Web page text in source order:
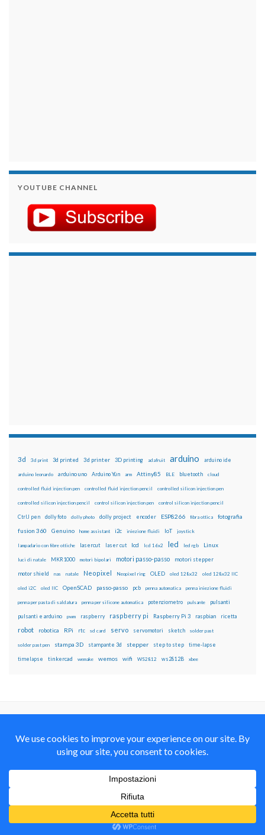
YOUTUBE CHANNEL
3d 3d print 3d printed 3d printer 3D printing adafruit arduino arduino ide
arduino leonardo arduino uno Arduino Yún arm Attiny85 BLE bluetooth cloud
controlled fluid injection pen controlled fluid injection pencil controlled silicon injection pen
controlled silicon injection pencil control silicon injection pen control silicon injection pencil
CtrlJ pen dolly foto dolly photo dolly project encoder ESP8266 fibra ottica fotografia
fusion 360 Genuino home assistant i2c iniezione fluidi IoT joystick
lampadario con fibre ottiche lasercut laser cut lcd lcd 16x2 led led rgb Linux
luci di natale MKR1000 motori bipolari motori passo-passo motori stepper
motor shield nas natale Neopixel Neopixel ring OLED oled 128x32 oled 128x32 IIC
oled i2C oled IIC OpenSCAD passo-passo pcb penna automatica penna iniezione fluidi
penna per pasta di saldatura penna per silicone automatica potenziometro pulsante pulsanti
pulsanti e arduino pwm raspberry raspberry pi Raspberry Pi 3 raspbian ricetta
robot robotica RPi rtc sd card servo servomotori sketch solder past
solder past pen stampa 3D stampante 3d stepper step to step time-lapse
timelapse tinkercad wemake wemos wifi WS2812 ws2812B xbee
con Licenza
Creative Commons Attribution Non commercial Share
Alike 4.0 International
© 2012-2018 Mauro Alfieri Elettronica Domotica Robotica Arduino Corsi
Realizzato con il
daGraphene Themes.